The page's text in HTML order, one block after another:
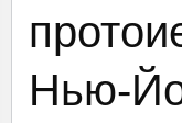
Нью-